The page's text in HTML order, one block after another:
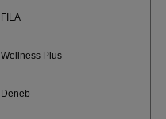
FILA
Wellness Plus
Deneb